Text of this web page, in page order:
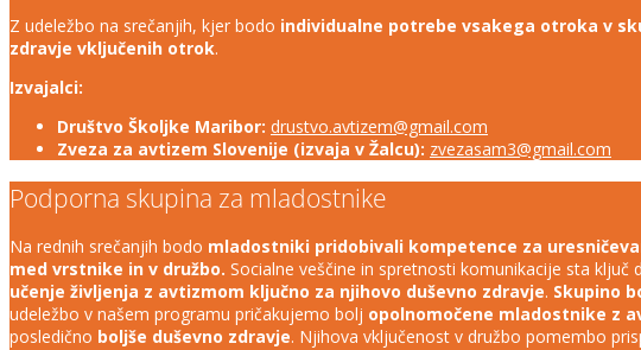
Z udeležbo na srečanjih, kjer bodo individualne potrebe vsakega otroka v
zdravje vključenih otrok.
Izvajalci:
Društvo Školjke Maribor: drustvo.avtizem@gmail.com
Zveza za avtizem Slovenije (izvaja v Žalcu): zvezasam3@gmail.com
Podporna skupina za mladostnike
Na rednih srečanjih bodo mladostniki pridobivali kompetence za
med vrstnike in v družbo. Socialne veščine in spretnosti komunikacije sta
učenje življenja z avtizmom ključno za njihovo duševno zdravje. Skupino
udeležbo v našem programu pričakujemo bolj opolnomočene mladostnike z
posledično boljše duševno zdravje. Njihova vključenost v družbo pomembo